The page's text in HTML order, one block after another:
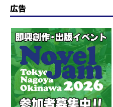
o
d
o
n
s
k
y
e
b
o
o
k
a
d
s
広告